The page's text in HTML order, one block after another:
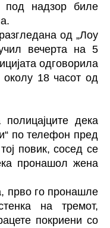
надзор биле
од „Лоу
вечерта на 5
одговорила
18 часот од
дека
по телефон пред
повик, сосед се
пронашол жена
прво го пронашле
на тремот,
покриени со